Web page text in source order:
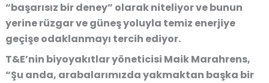
“başarısız bir deney” olarak niteliyor ve bunun
yerine rüzgar ve güneş yoluyla temiz enerjiye
geçişe odaklanmayı tercih ediyor.
T&E’nin biyoyakıtlar yöneticisi Maik Marahrens,
“Şu anda, arabalarımızda yakmaktan başka bir